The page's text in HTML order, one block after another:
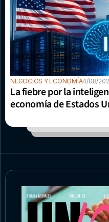
NEGOCIOS Y ECONOMÍA4/08/
La fiebre por la
economía de Estados